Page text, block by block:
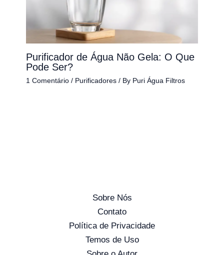
Purificador de Água Não Gela: O Que
Pode Ser?
1 Comentário / Purificadores/ By Puri Água Filtros
Sobre Nós
Contato
Política de Privacidade
Temos de Uso